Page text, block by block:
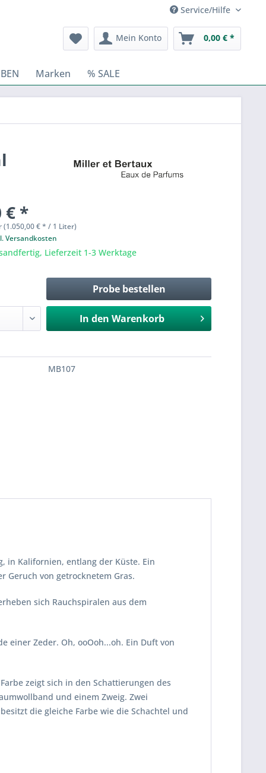
Service/Hilfe
Mein Konto 0,00 € *
Marken % SALE
€ *
(1.050,00 € * / 1 Liter)
Versandkosten
Lieferzeit 1-3 Werktage
Probe bestellen
In den Warenkorb
MB107
in Kalifornien, entlang der Küste. Ein
Geruch von getrocknetem Gras.
sich Rauchspiralen aus dem
einer Zeder. Oh, ooOoh...oh. Ein Duft von
zeigt sich in den Schattierungen des
und einem Zweig. Zwei
die gleiche Farbe wie die Schachtel und